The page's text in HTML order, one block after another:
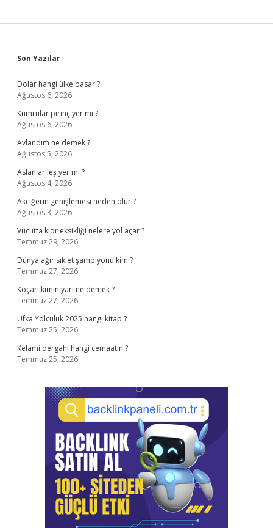
Sidebar
Son Yazılar
Dolar hangi ülke basar ?
Ağustos 6, 2026
Kumrular pirinç yer mi ?
Ağustos 6, 2026
Avlandım ne demek ?
Ağustos 5, 2026
Aslanlar leş yer mi ?
Ağustos 4, 2026
Akciğerin genişlemesi neden olur ?
Ağustos 3, 2026
Vücutta klor eksikliği nelere yol açar ?
Temmuz 29, 2026
Dünya ağır sıklet şampiyonu kim ?
Temmuz 27, 2026
Koçari kimin yarı ne demek ?
Temmuz 27, 2026
Ufka Yolculuk 2025 hangi kitap ?
Temmuz 25, 2026
Kelami dergahı hangi cemaatin ?
Temmuz 25, 2026